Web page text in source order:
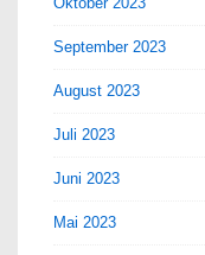
September 2023
August 2023
Juli 2023
Juni 2023
Mai 2023